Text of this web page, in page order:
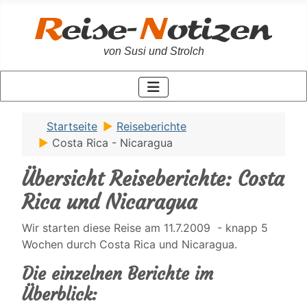
von Susi und Strolch
Startseite
Reiseberichte
Costa Rica - Nicaragua
Übersicht Reiseberichte: Costa
Rica und Nicaragua
Wir starten diese Reise am 11.7.2009 - knapp 5
Wochen durch Costa Rica und Nicaragua.
Die einzelnen Berichte im
Überblick: